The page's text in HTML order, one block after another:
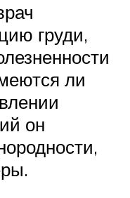
груди,
ли
он